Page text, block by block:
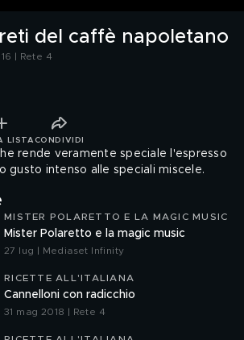
del caffè napoletano
| Rete 4
LISTA CONDIVIDI
rende veramente speciale l'espresso
gusto intenso alle speciali miscele.
MISTER POLARETTO E LA MAGIC MUSIC
Mister Polaretto e la magic music
27 lug | Mediaset Infinity
RICETTE ALL'ITALIANA
Cannelloni con radicchio
31 mag 2018 | Rete 4